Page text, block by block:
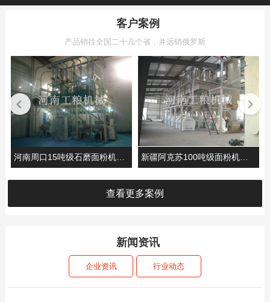
客户案例
产品销往全国二十几个省，并远销俄罗斯
查看更多案例
新闻资讯
企业资讯 行业动态